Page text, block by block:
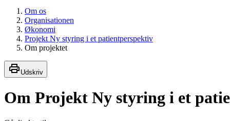
Om os
Organisationen
Økonomi
Projekt Ny styring i et patientperspektiv
Om projektet
Udskriv
Om Projekt Ny styring i et